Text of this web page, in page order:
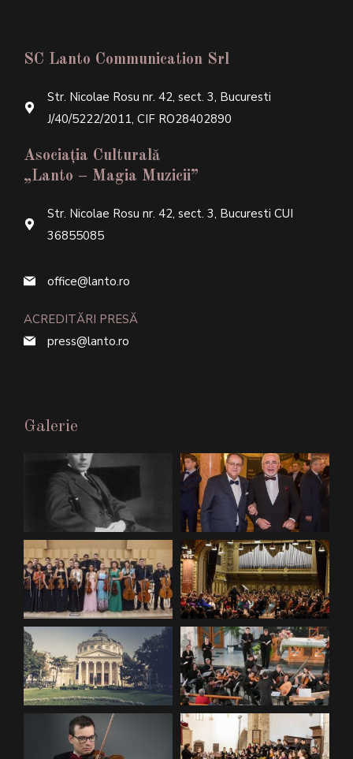
SC Lanto Communication Srl
Str. Nicolae Rosu nr. 42, sect. 3, Bucuresti
J/40/5222/2011, CIF RO28402890
Asociația Culturală
„Lanto – Magia Muzicii”
Str. Nicolae Rosu nr. 42, sect. 3, Bucuresti CUI
36855085
office@lanto.ro
ACREDITĂRI PRESĂ
press@lanto.ro
Galerie